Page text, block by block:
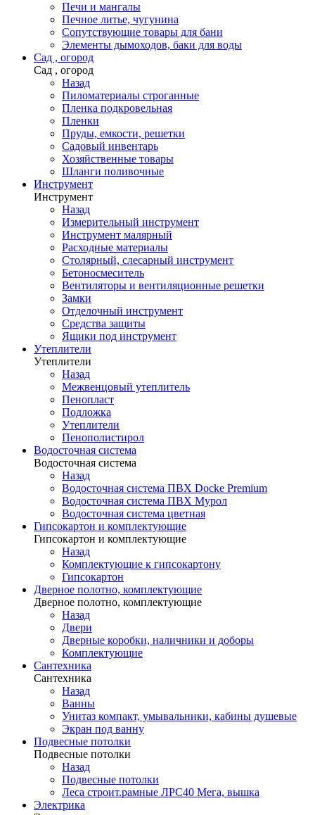
Печи и мангалы
Печное литье, чугунина
Сопутствующие товары для бани
Элементы дымоходов, баки для воды
Сад , огород
Сад , огород
Назад
Пиломатериалы строганные
Пленка подкровельная
Пленки
Пруды, емкости, решетки
Садовый инвентарь
Хозяйственные товары
Шланги поливочные
Инструмент
Инструмент
Назад
Измерительный инструмент
Инструмент малярный
Расходные материалы
Столярный, слесарный инструмент
Бетоносмеситель
Вентиляторы и вентиляционные решетки
Замки
Отделочный инструмент
Средства защиты
Ящики под инструмент
Утеплители
Утеплители
Назад
Межвенцовый утеплитель
Пенопласт
Подложка
Утеплители
Пенополистирол
Водосточная система
Водосточная система
Назад
Водосточная система ПВХ Docke Premium
Водосточная система ПВХ Мурол
Водосточная система цветная
Гипсокартон и комплектующие
Гипсокартон и комплектующие
Назад
Комплектующие к гипсокартону
Гипсокартон
Дверное полотно, комплектующие
Дверное полотно, комплектующие
Назад
Двери
Дверные коробки, наличники и доборы
Комплектующие
Сантехника
Сантехника
Назад
Ванны
Унитаз компакт, умывальники, кабины душевые
Экран под ванну
Подвесные потолки
Подвесные потолки
Назад
Подвесные потолки
Леса строит.рамные ЛРС40 Мега, вышка
Электрика